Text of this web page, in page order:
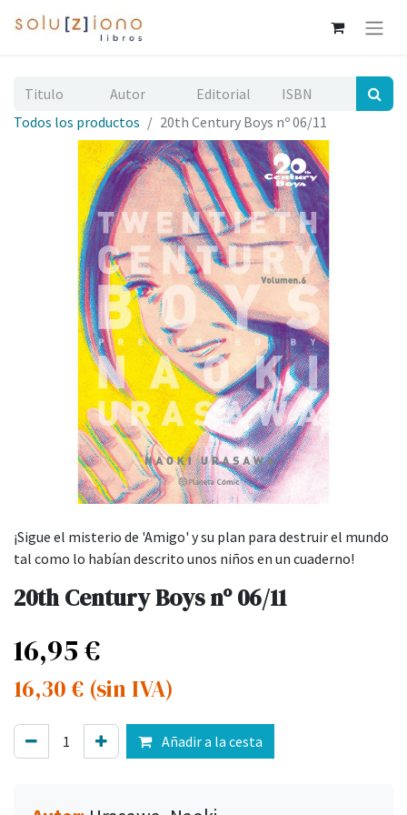
Todos los productos 20th Century Boys nº 06/11
¡Sigue el misterio de 'Amigo' y su plan para destruir el mundo
tal como lo habían descrito unos niños en un cuaderno!
20th Century Boys nº 06/11
16,95€
16,30€ (sin IVA)
Añadir a la cesta